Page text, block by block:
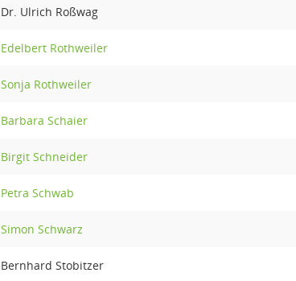
Dr. Ulrich Roßwag
Edelbert Rothweiler
Sonja Rothweiler
Barbara Schaier
Birgit Schneider
Petra Schwab
Simon Schwarz
Bernhard Stobitzer